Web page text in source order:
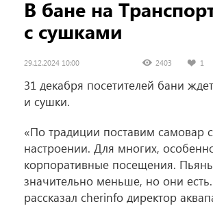
В бане на
с сушками
29.12.2024 10:00 2403 1
31 декабря посетителей бани
и сушки.
«По традиции поставим самовар
настроении. Для многих,
корпоративные посещения.
значительно меньше, но они
рассказал cherinfo директор